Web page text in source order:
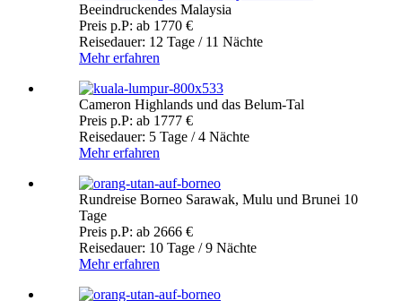
Beeindruckendes Malaysia
Preis p.P: ab 1770 €
Reisedauer: 12 Tage / 11 Nächte
Mehr erfahren
Cameron Highlands und das Belum-Tal
Preis p.P: ab 1777 €
Reisedauer: 5 Tage / 4 Nächte
Mehr erfahren
Rundreise Borneo Sarawak, Mulu und Brunei 10
Tage
Preis p.P: ab 2666 €
Reisedauer: 10 Tage / 9 Nächte
Mehr erfahren